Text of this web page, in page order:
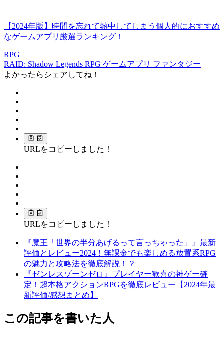
【2024年版】時間を忘れて熱中してしまう個人的におすすめ
なゲームアプリ厳選ランキング！
RPG
RAID: Shadow Legends RPG ゲームアプリ ファンタジー
よかったらシェアしてね！
URLをコピーしました！
URLをコピーしました！
『魔王「世界の半分あげるって言っちゃった」』最新
評価とレビュー2024！無課金でも楽しめる放置系RPG
の魅力と攻略法を徹底解説！？
『ゼンレスゾーンゼロ』プレイヤー歓喜の神ゲー確
定！超本格アクションRPGを徹底レビュー【2024年最
新評価/感想まとめ】
この記事を書いた人